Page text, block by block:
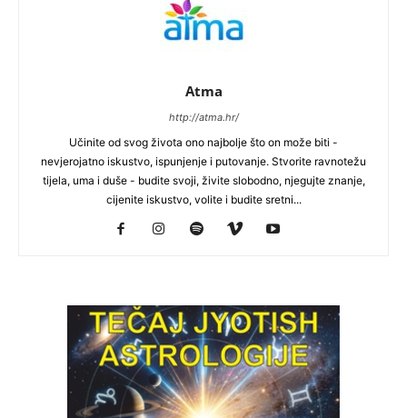
Atma
http://atma.hr/
Učinite od svog života ono najbolje što on može biti -
nevjerojatno iskustvo, ispunjenje i putovanje. Stvorite ravnotežu
tijela, uma i duše - budite svoji, živite slobodno, njegujte znanje,
cijenite iskustvo, volite i budite sretni...